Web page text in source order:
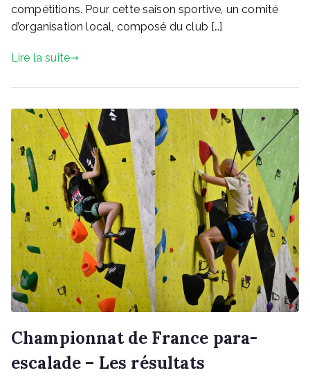
compétitions. Pour cette saison sportive, un comité
d’organisation local, composé du club […]
Lire la suite
Championnat de France para-
escalade – Les résultats